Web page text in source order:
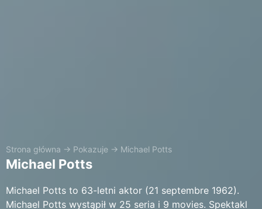
Strona główna → Pokazuje → Michael Potts
Michael Potts
Michael Potts to 63-letni aktor (21 septembre 1962).
Michael Potts wystąpił w 25 seria i 9 movies. Spektakl